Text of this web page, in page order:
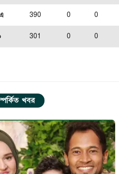
390 0 0
301 0 0
খবর